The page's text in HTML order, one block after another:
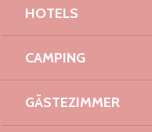
HOTELS
CAMPING
GÄSTEZIMMER